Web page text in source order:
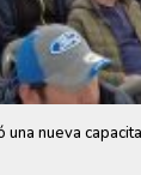
una nueva